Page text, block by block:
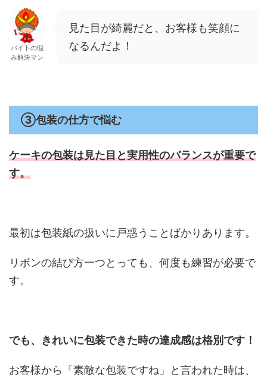
バイトの悩
み解決マン
見た目が綺麗だと、お客様も笑顔に
なるんだよ！
③包装の仕方で悩む
ケーキの包装は見た目と実用性のバランスが重要で
す。
最初は包装紙の扱いに戸惑うことばかりあります。
リボンの結び方一つとっても、何度も練習が必要で
す。
でも、きれいに包装できた時の達成感は格別です！
お客様から「素敵な包装ですね」と言われた時は、